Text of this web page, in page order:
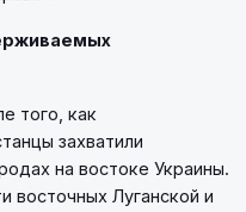
того, как
захватили
на востоке Украины.
восточных Луганской и